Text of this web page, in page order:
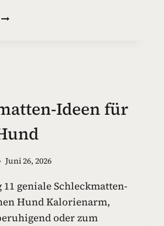
Ideen für
Juni 26, 2026
geniale Schleckmatten-
Hund Kalorienarm,
oder zum